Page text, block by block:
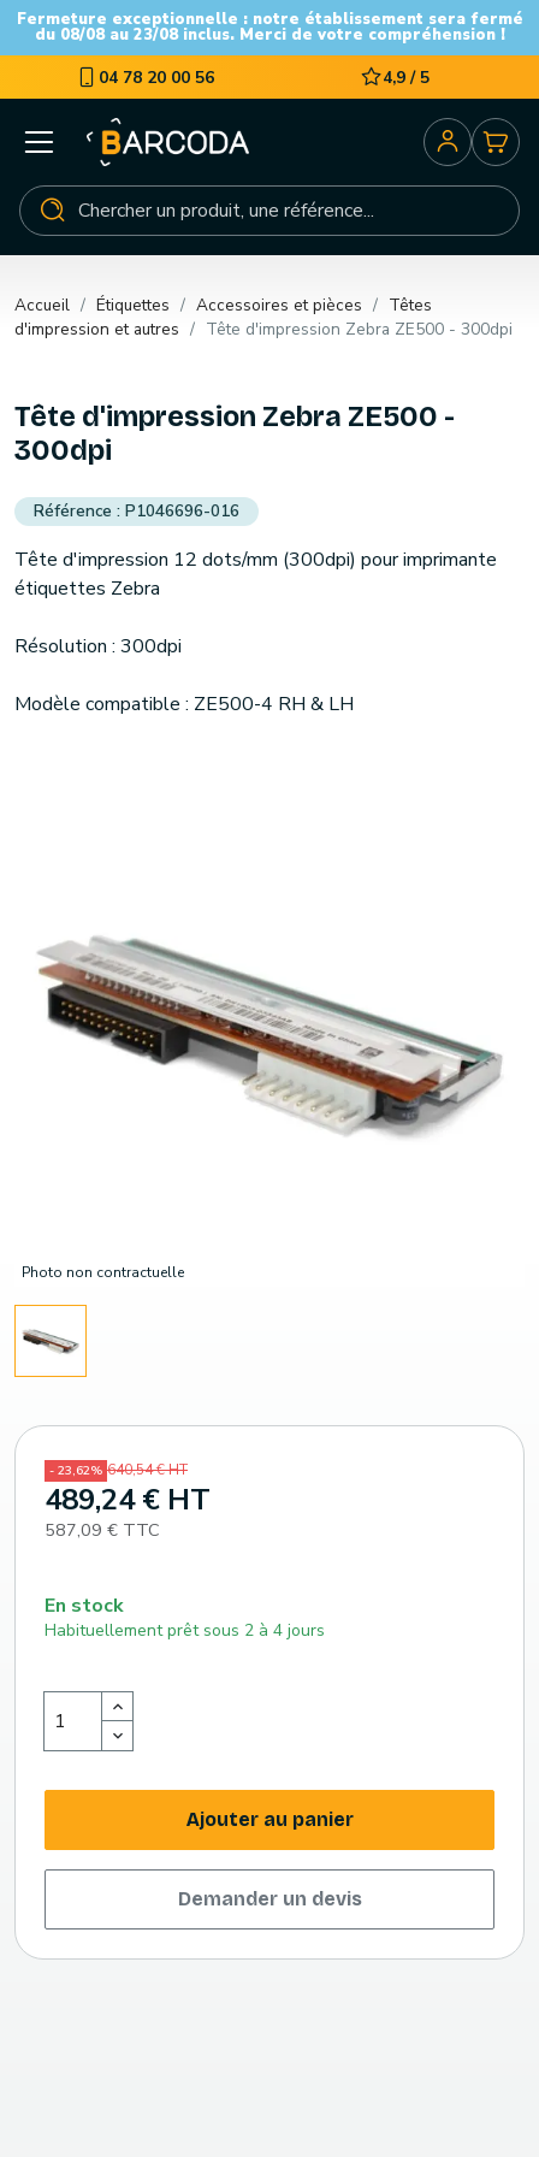
Fermeture exceptionnelle : notre établissement sera fermé
du 08/08 au 23/08 inclus. Merci de votre compréhension !
04 78 20 00 56 4,9 / 5
Accueil Étiquettes Accessoires et pièces
Têtes
d'impression et autres
Tête d'impression Zebra ZE500 - 300dpi
Photo non contractuelle
Tête d'impression Zebra ZE500 -
300dpi
P1046696-016
Tête d'impression 12 dots/mm (300dpi) pour imprimante
étiquettes Zebra
Résolution : 300dpi
Modèle compatible : ZE500-4 RH & LH
- 23,62% 640,54 € HT
489,24 € HT
587,09 € TTC
En stock
Habituellement prêt sous 2 à 4 jours
Ajouter au panier
Demander un devis